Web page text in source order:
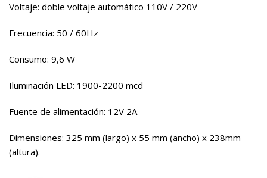
Voltaje: doble voltaje automático 110V / 220V
Frecuencia: 50 / 60Hz
Consumo: 9,6 W
Iluminación LED: 1900-2200 mcd
Fuente de alimentación: 12V 2A
Dimensiones: 325 mm (largo) x 55 mm (ancho) x 238mm
(altura).